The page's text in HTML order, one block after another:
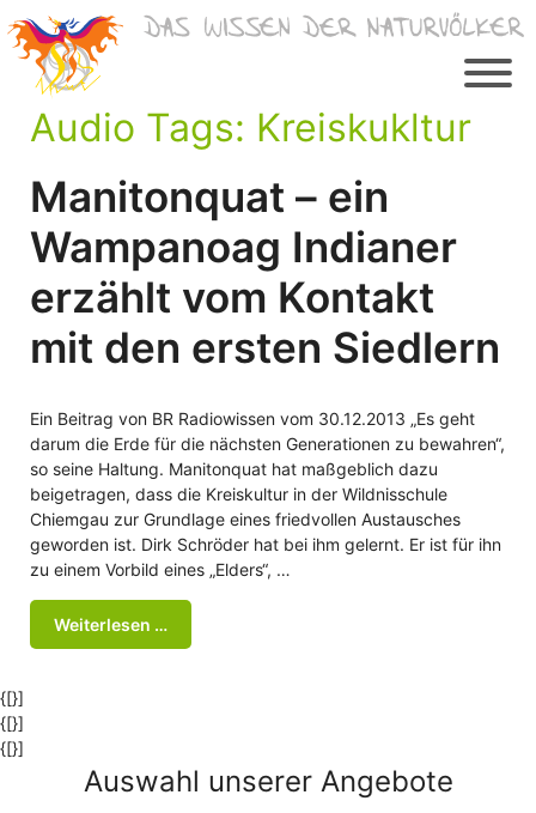
Inhalt
springen
Audio Tags: Kreiskukltur
Manitonquat – ein
Wampanoag Indianer
erzählt vom Kontakt
mit den ersten Siedlern
Ein Beitrag von BR Radiowissen vom 30.12.2013 „Es geht
darum die Erde für die nächsten Generationen zu bewahren“,
so seine Haltung. Manitonquat hat maßgeblich dazu
beigetragen, dass die Kreiskultur in der Wildnisschule
Chiemgau zur Grundlage eines friedvollen Austausches
geworden ist. Dirk Schröder hat bei ihm gelernt. Er ist für ihn
zu einem Vorbild eines „Elders“, …
Weiterlesen …
{[}]
{[}]
{[}]
Auswahl unserer Angebote